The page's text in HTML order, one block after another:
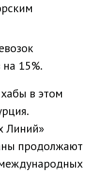
на 15%.
в этом
Линий»
продолжают